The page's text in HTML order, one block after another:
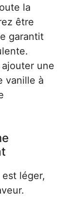
la
être
garantit
une
vanille à
léger,